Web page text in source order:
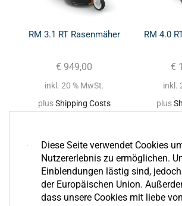
RM 3.1 RT Rasenmäher
€ 949,00
inkl. 20 % MwSt.
plusShipping Costs
RM 4.0
€
inkl.
plus
Diese Seite verwendet Cookies
Nutzererlebnis zu ermöglichen.
Einblendungen lästig sind,
der Europäischen Union.
dass unsere Cookies mit liebe